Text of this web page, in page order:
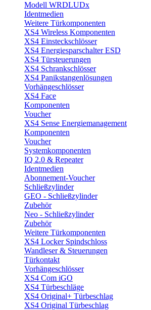
Modell WRDLUDx
Identmedien
Weitere Türkomponenten
XS4 Wireless Komponenten
XS4 Einsteckschlösser
XS4 Energiesparschalter ESD
XS4 Türsteuerungen
XS4 Schrankschlösser
XS4 Panikstangenlösungen
Vorhängeschlösser
XS4 Face
Komponenten
Voucher
XS4 Sense Energiemanagement
Komponenten
Voucher
Systemkomponenten
IQ 2.0 & Repeater
Identmedien
Abonnement-Voucher
Schließzylinder
GEO - Schließzylinder
Zubehör
Neo - Schließzylinder
Zubehör
Weitere Türkomponenten
XS4 Locker Spindschloss
Wandleser & Steuerungen
Türkontakt
Vorhängeschlösser
XS4 Com iGO
XS4 Türbeschläge
XS4 Original+ Türbeschlag
XS4 Original Türbeschlag